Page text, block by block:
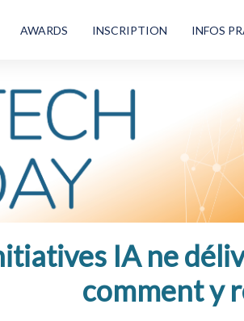
AWARDS INSCRIPTION INFOS
IA ne
comment y